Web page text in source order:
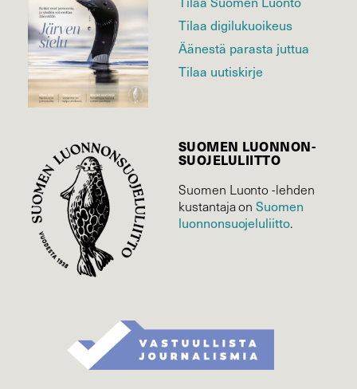
Tilaa digilukuoikeus
Äänestä parasta juttua
Tilaa uutiskirje
SUOMEN LUONNON­
SUOJELU­LIITTO
Suomen Luonto -lehden
kustantaja onSuomen
luonnonsuojelu­liitto.